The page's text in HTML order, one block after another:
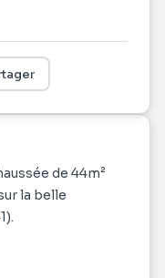
de 44m²
la belle
des arrivées